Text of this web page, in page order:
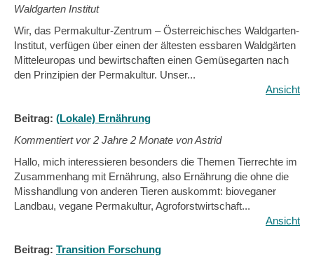
Waldgarten Institut
Wir, das Permakultur-Zentrum – Österreichisches Waldgarten-
Institut, verfügen über einen der ältesten essbaren Waldgärten
Mitteleuropas und bewirtschaften einen Gemüsegarten nach
den Prinzipien der Permakultur. Unser...
Ansicht
Beitrag: (Lokale) Ernährung
Kommentiert vor2 Jahre 2 Monate von Astrid
Hallo, mich interessieren besonders die Themen Tierrechte im
Zusammenhang mit Ernährung, also Ernährung die ohne die
Misshandlung von anderen Tieren auskommt: bioveganer
Landbau, vegane Permakultur, Agroforstwirtschaft...
Ansicht
Beitrag: Transition Forschung